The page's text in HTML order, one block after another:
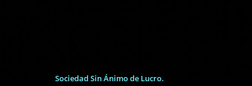
Sociedad Sin Ánimo de Lucro.